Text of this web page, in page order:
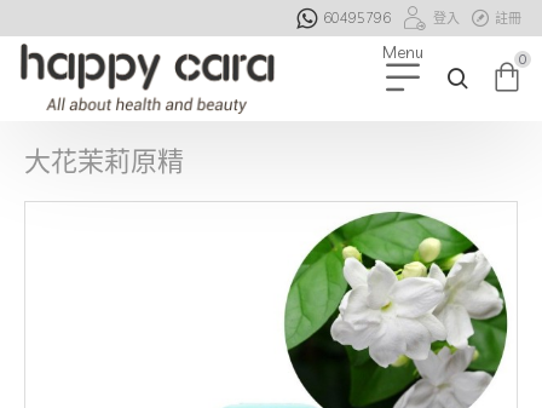
60495796 登入 註冊
0
大花茉莉原精